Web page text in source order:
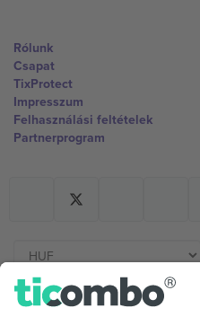
Rólunk
Csapat
TixProtect
Impresszum
Felhasználási feltételek
Partnerprogram